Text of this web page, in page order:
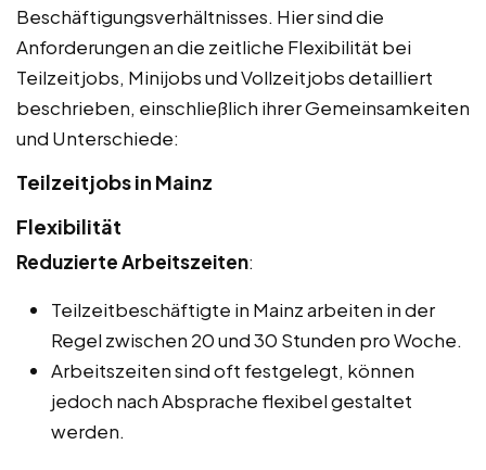
Beschäftigungsverhältnisses. Hier sind die
Anforderungen an die zeitliche Flexibilität bei
Teilzeitjobs, Minijobs und Vollzeitjobs detailliert
beschrieben, einschließlich ihrer Gemeinsamkeiten
und Unterschiede:
Teilzeitjobs in Mainz
Flexibilität
Reduzierte Arbeitszeiten:
Teilzeitbeschäftigte in Mainz arbeiten in der
Regel zwischen 20 und 30 Stunden pro Woche.
Arbeitszeiten sind oft festgelegt, können
jedoch nach Absprache flexibel gestaltet
werden.